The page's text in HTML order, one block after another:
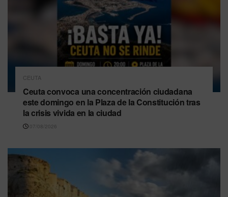
CEUTA
Ceuta convoca una concentración ciudadana
este domingo en la Plaza de la Constitución tras
la crisis vivida en la ciudad
07/08/2026